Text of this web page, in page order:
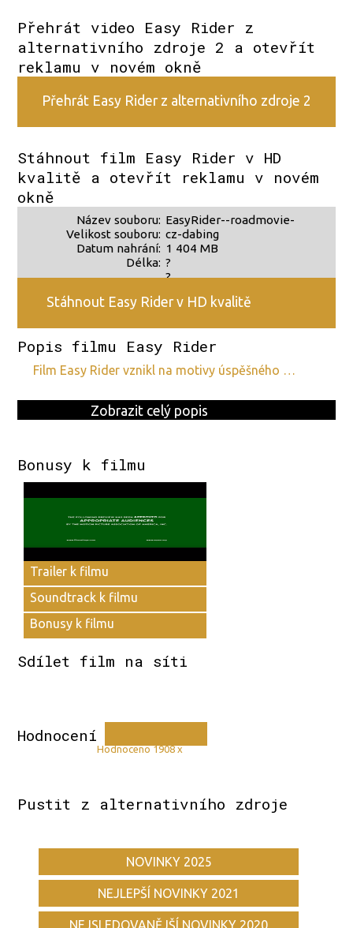
Přehrát video Easy Rider z
alternativního zdroje 2 a otevřít
reklamu v novém okně
Přehrát Easy Rider z alternativního zdroje 2
Stáhnout film Easy Rider v HD
kvalitě a otevřít reklamu v novém
okně
Název souboru:
Velikost souboru:
Datum nahrání:
Délka:
EasyRider--roadmovie-
cz-dabing
1 404 MB
?
?
Stáhnout Easy Rider v HD kvalitě
Popis filmu Easy Rider
film Easy Rider vznikl na motivy úspěšného …
Zobrazit celý popis
Bonusy k filmu
Trailer k filmu
Soundtrack k filmu
Bonusy k filmu
Sdílet film na síti
Hodnocení
Hodnoceno 1908 x
Pustit z alternativního zdroje
NOVINKY 2025
NEJLEPŠÍ NOVINKY 2021
NEJSLEDOVANĚJŠÍ NOVINKY 2020